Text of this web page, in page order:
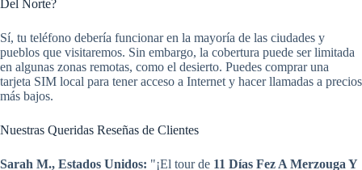
Del Norte?
Sí, tu teléfono debería funcionar en la mayoría de las ciudades y
pueblos que visitaremos. Sin embargo, la cobertura puede ser limitada
en algunas zonas remotas, como el desierto. Puedes comprar una
tarjeta SIM local para tener acceso a Internet y hacer llamadas a precios
más bajos.
Nuestras Queridas Reseñas de Clientes
Sarah M., Estados Unidos: "¡El tour de 11 Días Fez A Merzouga Y